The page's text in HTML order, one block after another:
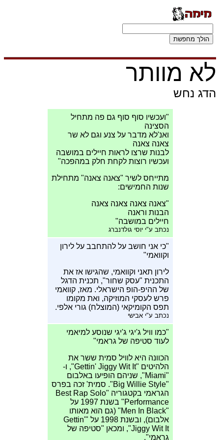
לא מוותר
הדג נחש
"ועכשיו סוף סוף גם פה מתחיל
הסצינה
ואנ'לא מדבר על צנע וגם לא שר
צאנה צאנה
לבנות שרצו לראות חיילים במושבה
ועכשיו רוצות לקחת חלק במהפכה"
מתייחס לשיר "צאנה צאנה" מתחילת
שנות החמישים:
"צאנה צאנה צאנה צאנה
הבנות וראנה
חיילים במושבה"
נכתב ע"י יוסי גולדנברג
"כי אני חושב על להתחבב על לירון
וקוואמי"
לירון תאני וקוואמי, שהגישו אז את
התכנית "עסק שחור", תכנית הדגל
של ההיפ-הופ הישראלי. מאז, קוואמי
פרש לעסקי המוזיקה, ואת מקומו
תפס הקומיקאי (המוצלח) גורי אלפי.
נכתב ע"י אבישי
"כמו וויל ג'יגי ג'יגי שנוסע למיאמי
לעוד סטיפה של גראמי"
הכוונה היא לוויל סמית ששר את
הלהיטים "Gettin' Jiggy Wit It", ו-
"Miami", שניהם הופיעו באלבום
"Big Willie Style". סמית' זכה בפרס
הגראמי בקטגוריה "Best Rap Solo
Performance" בשנת 1997 על
"Men In Black" (גם הוא מאותו
אלבום), ובשנת 1998 על "Gettin'
Jiggy Wit It", ומכאן "סטיפה של
גראמי".